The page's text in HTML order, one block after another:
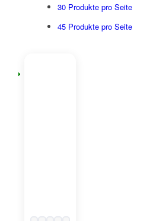
30 Produkte pro Seite
45 Produkte pro Seite